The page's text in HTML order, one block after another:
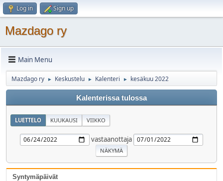
Log in Sign up
Mazdago ry
Main Menu
Mazdago ry ► Keskustelu ► Kalenteri ► kesäkuu 2022
Kalenterissa tulossa
LUETTELO KUUKAUSI VIIKKO
vastaanottaja
Syntymäpäivät